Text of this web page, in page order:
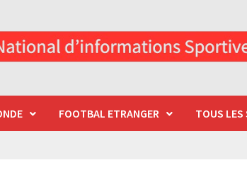
FOOTBAL ETRANGER TOUS LES